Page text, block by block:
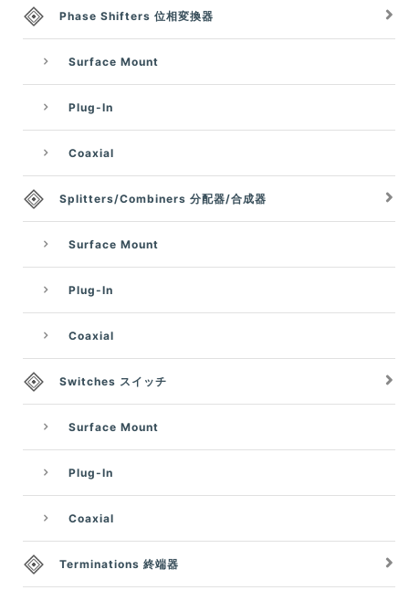
Phase Shifters 位相変換器
Surface Mount
Plug-In
Coaxial
Splitters/Combiners 分配器/合成器
Surface Mount
Plug-In
Coaxial
Switches スイッチ
Surface Mount
Plug-In
Coaxial
Terminations 終端器